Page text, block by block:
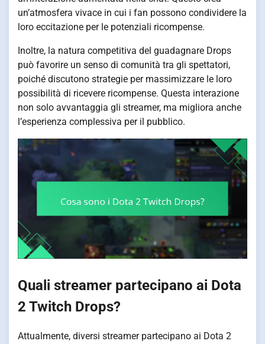
un’atmosfera vivace in cui i fan possono condividere la
loro eccitazione per le potenziali ricompense.
Inoltre, la natura competitiva del guadagnare Drops
può favorire un senso di comunità tra gli spettatori,
poiché discutono strategie per massimizzare le loro
possibilità di ricevere ricompense. Questa interazione
non solo avvantaggia gli streamer, ma migliora anche
l’esperienza complessiva per il pubblico.
Quali streamer partecipano ai Dota
2 Twitch Drops?
Attualmente, diversi streamer partecipano ai Dota 2